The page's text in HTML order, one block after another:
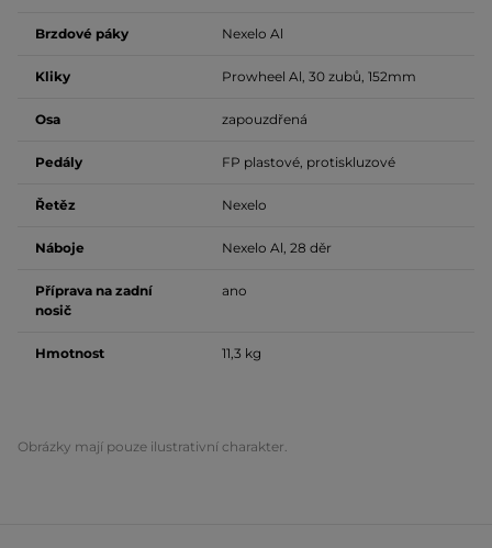
Brzdové páky Nexelo Al
Kliky Prowheel Al, 30 zubů, 152mm
Osa zapouzdřená
Pedály FP plastové, protiskluzové
Řetěz Nexelo
Náboje Nexelo Al, 28 děr
Příprava na zadní
nosič
ano
Hmotnost 11,3 kg
Obrázky mají pouze ilustrativní charakter.